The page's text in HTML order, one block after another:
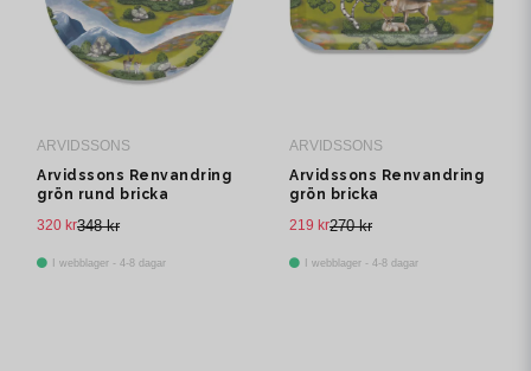
ARVIDSSONS
Arvidssons Renvandring
grön rund bricka
348 kr
320 kr
I webblager - 4-8 dagar
ARVIDSSONS
Arvidssons Renvandring
grön bricka
270 kr
219 kr
I webblager - 4-8 dagar